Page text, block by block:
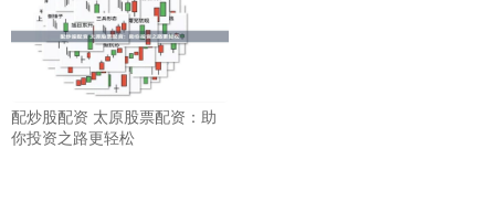
配炒股配资 太原股票配资：助
你投资之路更轻松